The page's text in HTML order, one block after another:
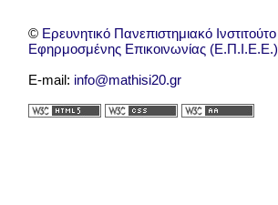
© Ερευνητικό Πανεπιστημιακό Ινστιτούτο
Εφηρμοσμένης Επικοινωνίας (Ε.Π.Ι.Ε.Ε.)
E-mail: info@mathisi20.gr